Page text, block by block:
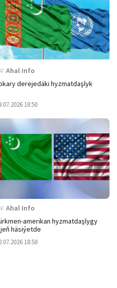
Ahal Info
derejedäki hyzmatdaşlyk
18:50
Ahal Info
amerikan hyzmatdaşlygy
häsiýetde
18:58